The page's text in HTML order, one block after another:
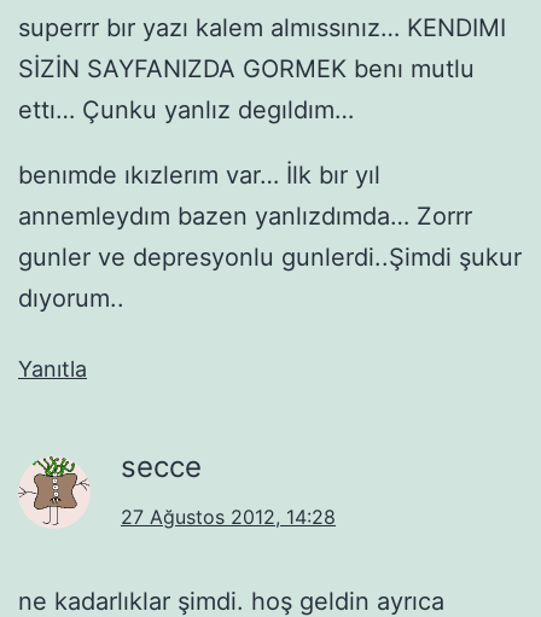
superrr bır yazı kalem almıssınız… KENDIMI
SİZİN SAYFANIZDA GORMEK benı mutlu
ettı… Çunku yanlız degıldım…
benımde ıkızlerım var… İlk bır yıl
annemleydım bazen yanlızdımda… Zorrr
gunler ve depresyonlu gunlerdi..Şimdi şukur
dıyorum..
Yanıtla
secce
27 Ağustos 2012, 14:28
ne kadarlıklar şimdi. hoş geldin ayrıca